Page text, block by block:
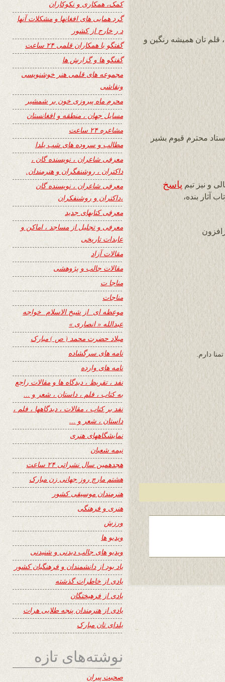
قلم تان همیشه رنگین و
محترم قیوم بشیر
و نیز تیم
آثار بنده،
پاسخ
دارم.
کمک، همکاری و نکوکاران
گرد همایی های افغانها و مشکلات آنها
د ر خارج از کشور
گفتگو با همکاران قلمی ۲۴ ساعت
گفتگو ها و گزارش ها
مجموعه های قلمی هنر خوشنویسی
ونقاشی
محرم ماه پیروزی خون بر شمشیر
مسایل جهان ، منطقه و افغانستان
مشاعره ۲۴ ساعت
مطالب و سروده های شب یلدا
معرفی شاعران ، نویسنده گان ،
داکتران ، روشنفگران و هنرمندان.
معرفی شاعران ، نویسنده گان
،داکتران و روشنفکران
معرفی کتابهای جدید
معرفی و تجلیل از مساجد ، اماکن و
عابدات تاریخی
مقالات آزاد
مقالات جالب و پژوهشی
مناجا ت
مناجات
موعظه ای از شیخ الاسلام خواجه
عبدالله « انصاری »
میلاد حضرت محمد ( ص ) مبارک
نامه های سرگشاده
نامه های وارده
نفد ، تقریظ ، دیدگاه ها و مقالات راجع
به کتاب ، فلم ، داستان ، شعر و …
نفد بر کتاب ، مقالات ، دیدگاهها ، فلم ،
داستان ، شعر و …
نمایشگاههای هنری
نیمه شعبان
هجدهمین سال نشراتی ۲۴ ساعت
هشتم مارچ روز جهانی زن مبارک
هنرمندان موسیقی کشور
هنری و فرهنگی
ورزش
ویدیو ها
ویدیو های جالب دیدنی و شنیدنی
یاد بود از دانشمندان و فرهنگیان کشور
یادی از خاطرات گذشته
یادی از فرهیختگان
یادی از هنرمندان پنجه طلایی هرات
یلدای تان مبارک
نوشته‌های تازه
صحبت پیران